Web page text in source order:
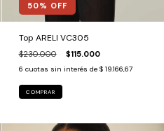
50% OFF
Top ARELI VC305
$230.000 $115.000
6 cuotas sin interés de $ 19.166,67
COMPRAR